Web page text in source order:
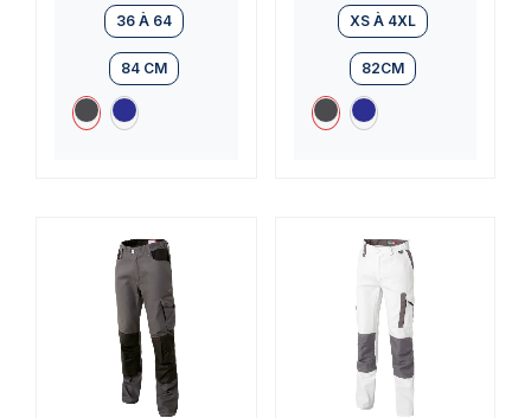
36 À 64
84 CM
XS À 4XL
82CM